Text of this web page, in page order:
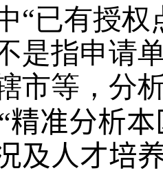
“已有授
是指申请
市等，分
精准分析
及人才培